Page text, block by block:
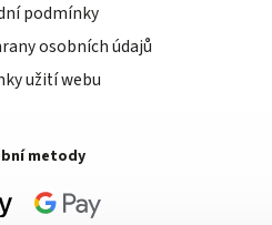
podmínky
osobních údajů
užití webu
metody